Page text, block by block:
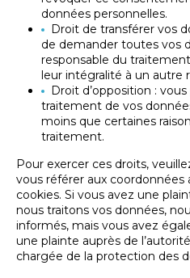
données personnelles.
Droit de transférer vos
de demander toutes vos
responsable du
leur intégralité à un autre
Droit d’opposition :
traitement de vos
moins que certaines
traitement.
Pour exercer ces droits,
vous référer aux
cookies. Si vous avez une
nous traitons vos données,
informés, mais vous avez
une plainte auprès de
chargée de la protection des